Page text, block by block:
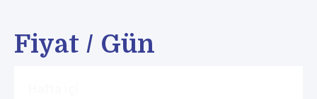
Fiyat / Gün